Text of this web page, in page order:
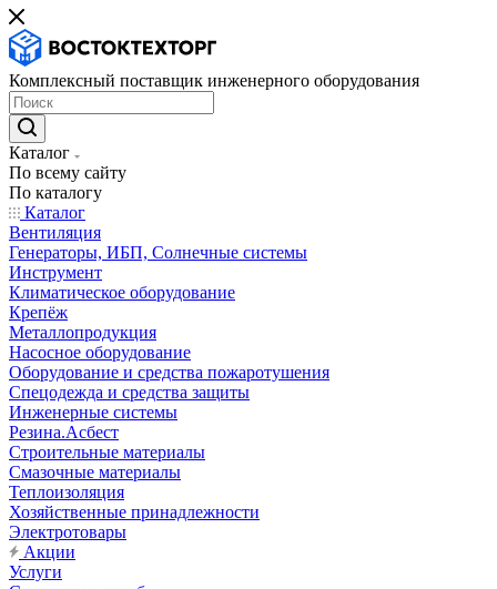
Комплексный поставщик инженерного оборудования
Каталог
По всему сайту
По каталогу
Каталог
Вентиляция
Генераторы, ИБП, Солнечные системы
Инструмент
Климатическое оборудование
Крепёж
Металлопродукция
Насосное оборудование
Оборудование и средства пожаротушения
Спецодежда и средства защиты
Инженерные системы
Резина.Асбест
Строительные материалы
Смазочные материалы
Теплоизоляция
Хозяйственные принадлежности
Электротовары
Акции
Услуги